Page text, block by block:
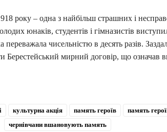
року – одна з найбільш страшних і
юнаків, студентів і гімназистів
чисельністю в десять разів.
Берестейський мирний договір, що означав
культурна акція память героїв
память
чернівчани вшановують память